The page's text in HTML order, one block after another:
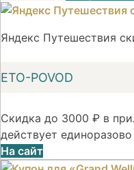
Яндекс Путешествия
ETO-POVOD
Скидка до 3000 ₽ в
действует
На сайт